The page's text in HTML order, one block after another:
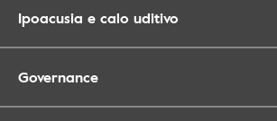
Ipoacusia e calo uditivo
Governance